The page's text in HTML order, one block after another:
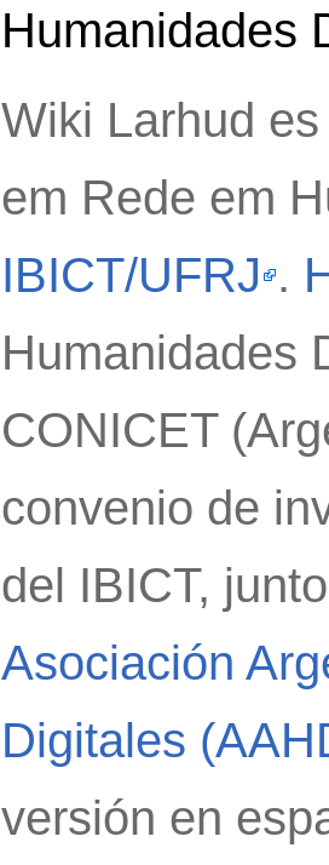
Humanidades
Wiki Larhud
em Rede em
IBICT/UFRJ .
Humanidades
CONICET
convenio de
del IBICT,
Asociación
Digitales
versión en